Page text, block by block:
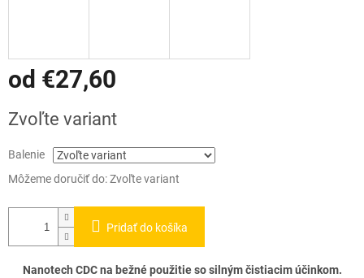
od €27,60
cena:
Zvoľte variant
Balenie
Môžeme doručiť do:Zvoľte variant
Pridať do košíka
Nanotech CDC na bežné použitie so silným čistiacim účinkom.